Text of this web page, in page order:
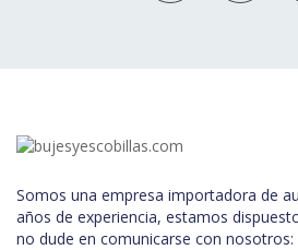
Somos una empresa importadora de
años de experiencia, estamos
no dude en comunicarse con nosotros: